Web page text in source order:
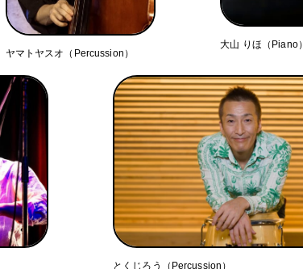
ヤマトヤスオ（Percussion）
大山 りほ（Piano）
とくじろう（Percussion）